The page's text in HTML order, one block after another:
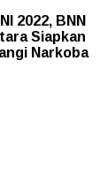
2022, BNN
Siapkan
Narkoba